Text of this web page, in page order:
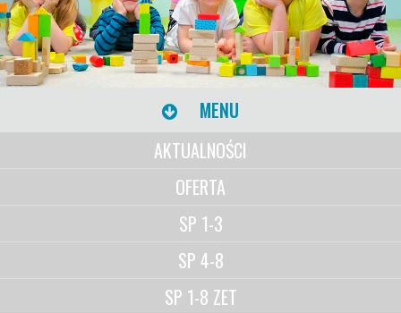
MENU
AKTUALNOŚCI
OFERTA
SP 1-3
SP 4-8
SP 1-8 ZET